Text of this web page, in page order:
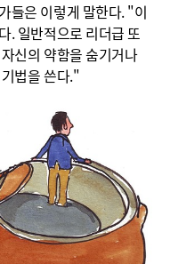
들은 이렇게 말한다. "이
. 일반적으로 리더급 또
신의 약함을 숨기거나
법을 쓴다."